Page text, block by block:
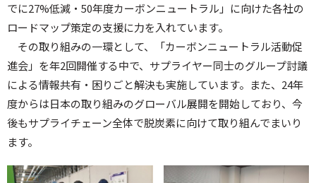
でに27%低減・50年度カーボンニュートラル」に向けた各社の
ロードマップ策定の支援に力を入れています。
その取り組みの一環として、「カーボンニュートラル活動促
進会」を年2回開催する中で、サプライヤー同士のグループ討議
による情報共有・困りごと解決も実施しています。また、24年
度からは日本の取り組みのグローバル展開を開始しており、今
後もサプライチェーン全体で脱炭素に向けて取り組んでまいり
ます。